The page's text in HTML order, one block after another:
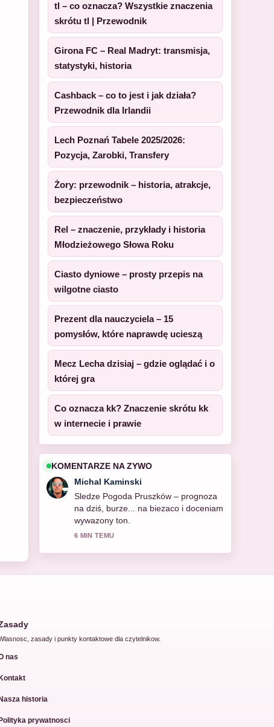
tl – co oznacza? Wszystkie znaczenia
skrótu tl | Przewodnik
Girona FC – Real Madryt: transmisja,
statystyki, historia
Cashback – co to jest i jak działa?
Przewodnik dla Irlandii
Lech Poznań Tabele 2025/2026:
Pozycja, Zarobki, Transfery
Żory: przewodnik – historia, atrakcje,
bezpieczeństwo
Rel – znaczenie, przykłady i historia
Młodzieżowego Słowa Roku
Ciasto dyniowe – prosty przepis na
wilgotne ciasto
Prezent dla nauczyciela – 15
pomysłów, które naprawdę ucieszą
Mecz Lecha dzisiaj – gdzie oglądać i o
której gra
Co oznacza kk? Znaczenie skrótu kk
w internecie i prawie
KOMENTARZE NA ZYWO
Michal Kaminski
Sledze Pogoda Pruszków – prognoza
na dziś, burze... na biezaco i doceniam
wywazony ton.
6 MIN TEMU
zasady i punkty kontaktowe dla czytelnikow.
nas
Kontakt
Nasza historia
Polityka prywatnosci